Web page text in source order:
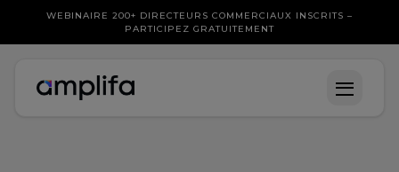
WEBINAIRE 200+ DIRECTEURS COMMERCIAUX INSCRITS –
PARTICIPEZ GRATUITEMENT